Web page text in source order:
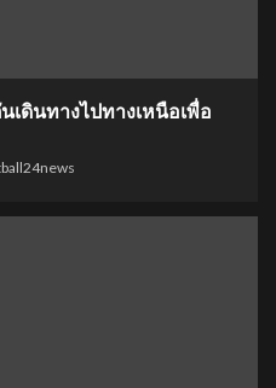
ดินทางไปทางเหนือเพื่อ